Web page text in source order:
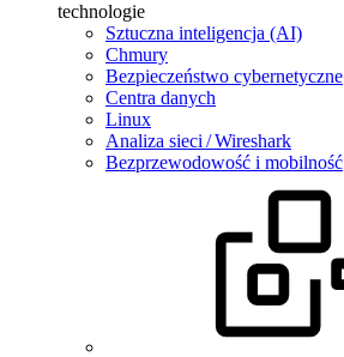
technologie
Sztuczna inteligencja (AI)
Chmury
Bezpieczeństwo cybernetyczne
Centra danych
Linux
Analiza sieci / Wireshark
Bezprzewodowość i mobilność